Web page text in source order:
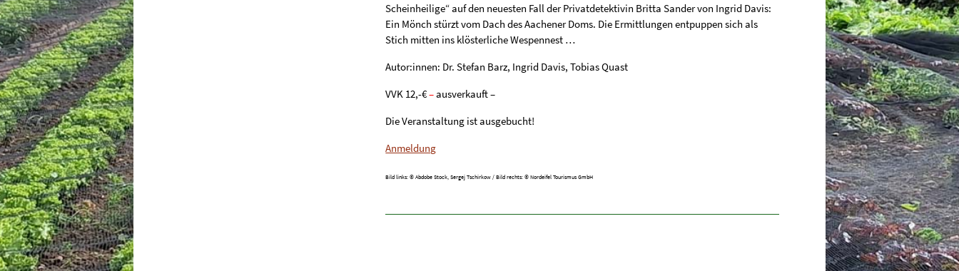
Scheinheilige“ auf den neuesten Fall der Privatdetektivin Britta Sander von Ingrid Davis:
Ein Mönch stürzt vom Dach des Aachener Doms. Die Ermittlungen entpuppen sich als
Stich mitten ins klösterliche Wespennest …
Autor:innen: Dr. Stefan Barz, Ingrid Davis, Tobias Quast
VVK 12,-€–ausverkauft –
Die Veranstaltung ist ausgebucht!
Anmeldung
Bild links: © Abdobe Stock, Sergej Tschirkow / Bild rechts: © Nordeifel Tourismus GmbH